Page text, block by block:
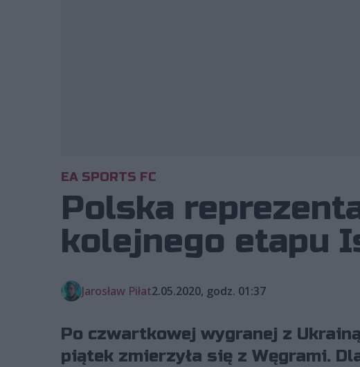
EA SPORTS FC
Polska
kolejnego etapu
Jarosław Piłat2.05.2020, godz. 01:37
Po czwartkowej wygranej z
piątek zmierzyła się z Węgrami.